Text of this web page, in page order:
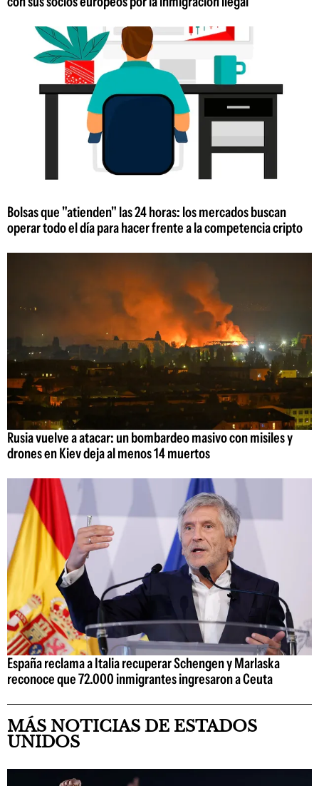
Bolsas que "atienden" las 24 horas: los mercados buscan
operar todo el día para hacer frente a la competencia cripto
Rusia vuelve a atacar: un bombardeo masivo con misiles y
drones en Kiev deja al menos 14 muertos
España reclama a Italia recuperar Schengen y Marlaska
reconoce que 72.000 inmigrantes ingresaron a Ceuta
MÁS NOTICIAS DE ESTADOS
UNIDOS